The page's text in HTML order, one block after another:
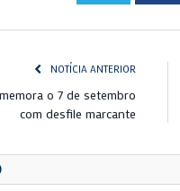
NOTÍCIA ANTERIOR
o 7 de setembro
com desfile marcante